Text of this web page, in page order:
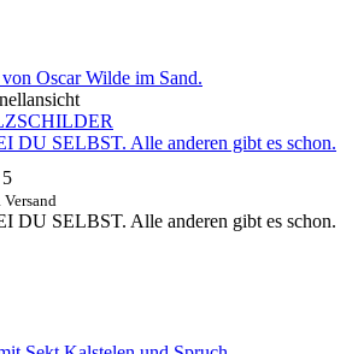
DU SELBST. Alle anderen gibt es schon.
DU SELBST. Alle anderen gibt es schon.